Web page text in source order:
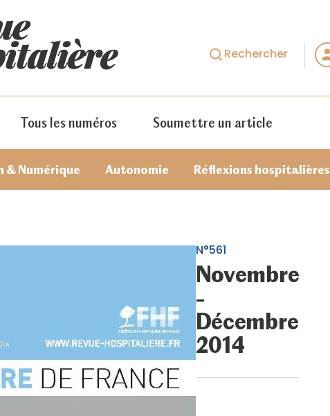
Rechercher
Tous les numéros Soumettre un article
& Numérique Autonomie Réflexions hospitalières
Je crée un compte
N°561
Novembre
-
Décembre
2014